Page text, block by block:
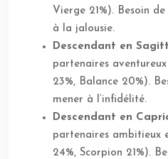
Vierge 21%). Besoin
à la jalousie.
Descendant en
partenaires
23%, Balance 20%).
mener à l’infidélité.
Descendant en
partenaires ambitieux
24%, Scorpion 21%).